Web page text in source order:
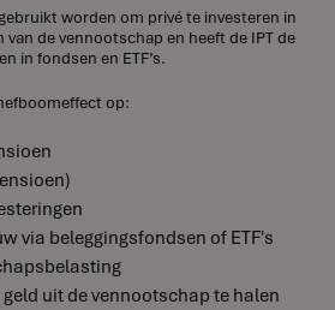
worden om privé te investeren in
de vennootschap en heeft de IPT de
in fondsen en ETF’s.
op:
via beleggingsfondsen of ETF's
uit de vennootschap te halen